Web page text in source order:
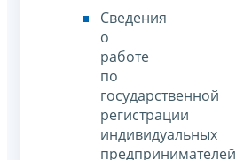
Сведения
о
работе
по
государственной
регистрации
индивидуальных
предпринимателей